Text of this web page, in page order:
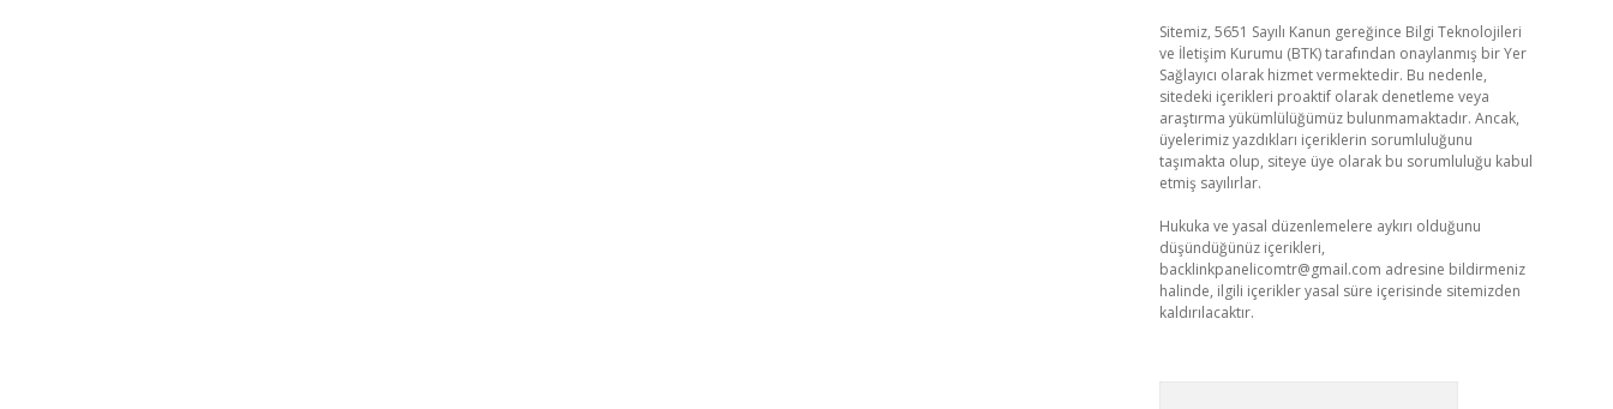
Sitemiz, 5651 Sayılı Kanun gereğince Bilgi Teknolojileri
ve İletişim Kurumu (BTK) tarafından onaylanmış bir Yer
Sağlayıcı olarak hizmet vermektedir. Bu nedenle,
sitedeki içerikleri proaktif olarak denetleme veya
araştırma yükümlülüğümüz bulunmamaktadır. Ancak,
üyelerimiz yazdıkları içeriklerin sorumluluğunu
taşımakta olup, siteye üye olarak bu sorumluluğu kabul
etmiş sayılırlar.
Hukuka ve yasal düzenlemelere aykırı olduğunu
düşündüğünüz içerikleri,
backlinkpanelicomtr@gmail.com adresine bildirmeniz
halinde, ilgili içerikler yasal süre içerisinde sitemizden
kaldırılacaktır.